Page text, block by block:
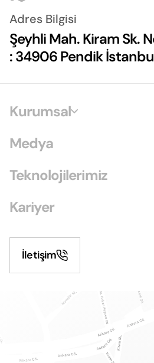
Adres Bilgisi
Şeyhli Mah. Kiram Sk.
: 34906 Pendik
Kurumsal
Medya
Teknolojilerimiz
Kariyer
İletişim